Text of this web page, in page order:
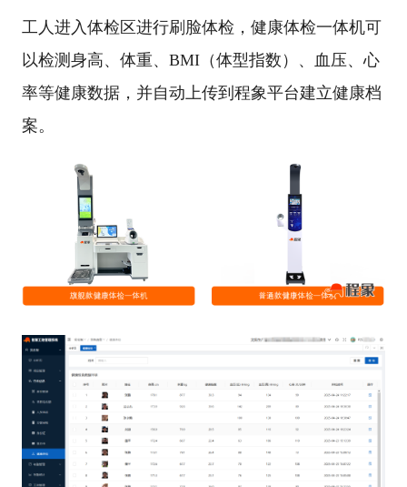
工人进入体检区进行刷脸体检，健康体检一体机可
以检测身高、体重、BMI（体型指数）、血压、心
率等健康数据，并自动上传到程象平台建立健康档
案。